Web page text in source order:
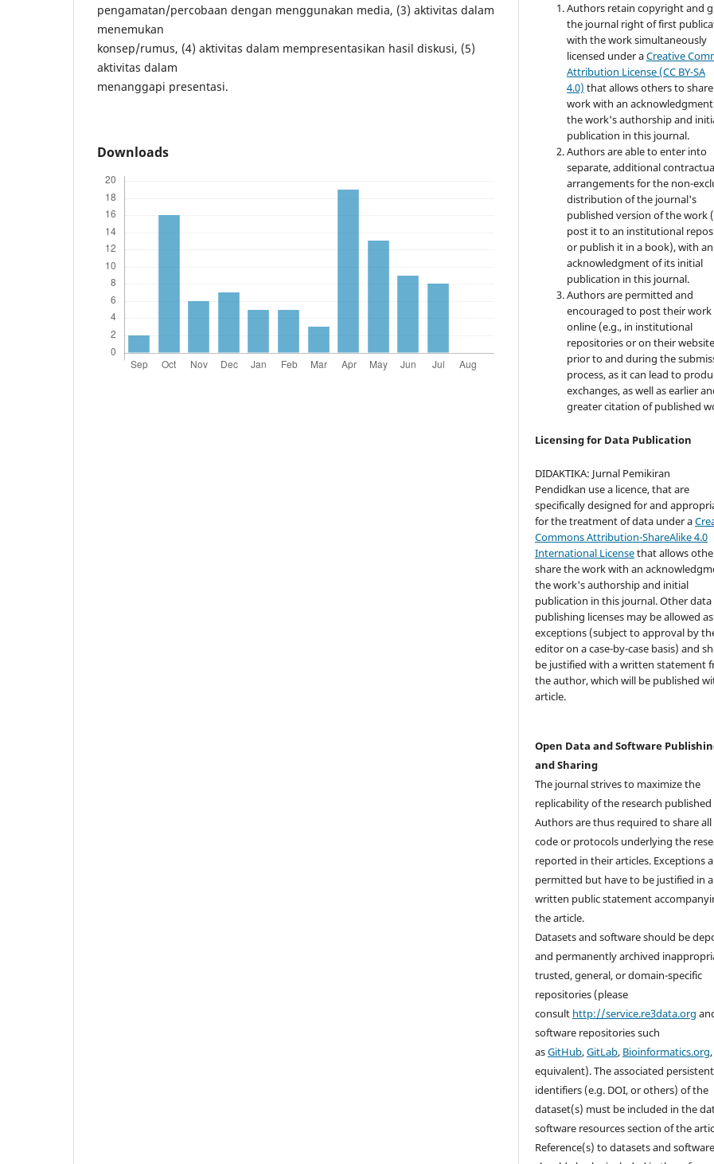
pengamatan/percobaan dengan menggunakan media, (3) aktivitas dalam
menemukan
konsep/rumus, (4) aktivitas dalam mempresentasikan hasil diskusi, (5)
aktivitas dalam
menanggapi presentasi.
Downloads
Authors retain copyright and
the journal right of first
with the work simultaneously
licensed under aCreative
Attribution License (CC BY-SA
4.0) that allows others to
work with an
the work's authorship and
publication in this journal.
Authors are able to enter into
separate, additional
arrangements for the non-
distribution of the journal's
published version of the work
post it to an institutional
or publish it in a book), with an
acknowledgment of its initial
publication in this journal.
Authors are permitted and
encouraged to post their work
online (e.g., in institutional
repositories or on their
prior to and during the
process, as it can lead to
exchanges, as well as earlier
greater citation of published
Licensing for Data Publication
DIDAKTIKA: Jurnal Pemikiran
Pendidkan use a licence, that are
specifically designed for and
for the treatment of data under a
Commons Attribution-ShareAlike 4.0
International Licensethat allows
share the work with an
the work's authorship and initial
publication in this journal. Other data
publishing licenses may be allowed as
exceptions (subject to approval by
editor on a case-by-case basis) and
be justified with a written statement
the author, which will be published
article.
Open Data and Software
and Sharing
The journal strives to maximize the
replicability of the research published
Authors are thus required to share all
code or protocols underlying the
reported in their articles. Exceptions
permitted but have to be justified in a
written public statement
the article.
Datasets and software should be
and permanently archived
trusted, general, or domain-specific
repositories (please
consult http://service.re3data.org
software repositories such
asGitHub,GitLab, Bioinformatics.org
equivalent). The associated persistent
identifiers (e.g. DOI, or others) of the
dataset(s) must be included in the
software resources section of the
Reference(s) to datasets and software